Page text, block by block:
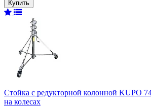
Стойка с редукторной колонной KUPO
на колесах